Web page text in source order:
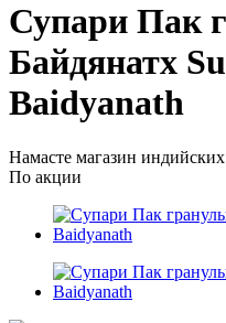
Супари Пак
Байдянатх
Baidyanath
Намасте магазин
По акции